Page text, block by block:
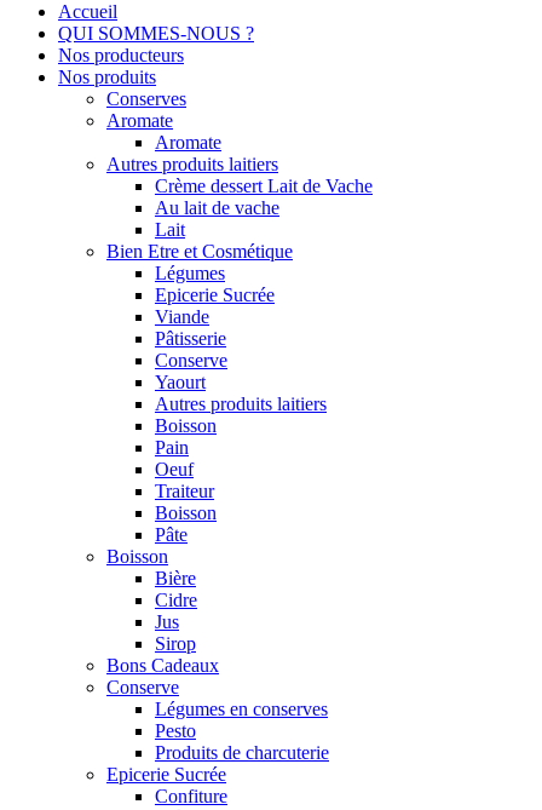
Accueil
QUI SOMMES-NOUS ?
Nos producteurs
Nos produits
Conserves
Aromate
Aromate
Autres produits laitiers
Crème dessert Lait de Vache
Au lait de vache
Lait
Bien Etre et Cosmétique
Légumes
Epicerie Sucrée
Viande
Pâtisserie
Conserve
Yaourt
Autres produits laitiers
Boisson
Pain
Oeuf
Traiteur
Boisson
Pâte
Boisson
Bière
Cidre
Jus
Sirop
Bons Cadeaux
Conserve
Légumes en conserves
Pesto
Produits de charcuterie
Epicerie Sucrée
Confiture